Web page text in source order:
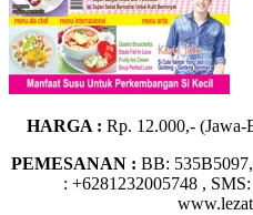
HARGA : Rp. 12.000,-
PEMESANAN : BB:
: +6281232005748,